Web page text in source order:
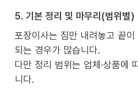
5. 기본 정리 및 마무리(범위별)
포장이사는 짐만 내려놓고 끝
되는 경우가 많습니다.
다만 정리 범위는 업체·상품에
니다.